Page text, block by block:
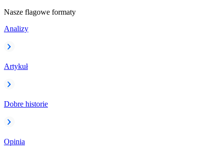
Nasze flagowe formaty
Analizy
Artykuł
Dobre historie
Opinia